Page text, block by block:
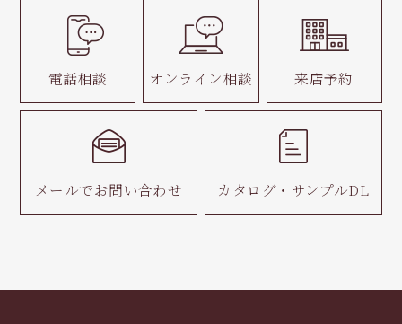
電話相談 オンライン相談 来店予約
メールでお問い合わせ カタログ・ サンプルDL